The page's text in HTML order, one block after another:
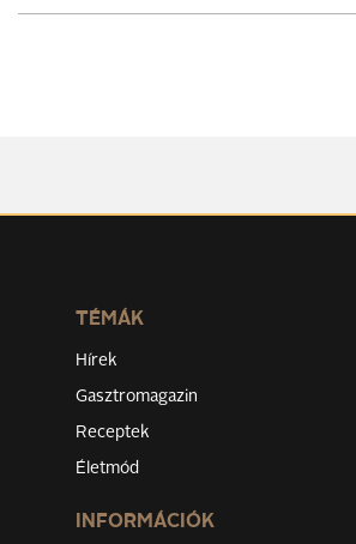
TÉMÁK
Hírek
Gasztromagazin
Receptek
Életmód
INFORMÁCIÓK